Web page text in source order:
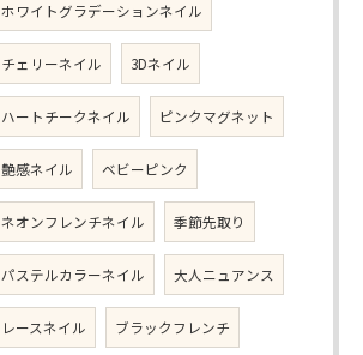
ホワイトグラデーションネイル
チェリーネイル 3Dネイル
ハートチークネイル ピンクマグネット
艶感ネイル ベビーピンク
ネオンフレンチネイル 季節先取り
パステルカラーネイル 大人ニュアンス
レースネイル ブラックフレンチ